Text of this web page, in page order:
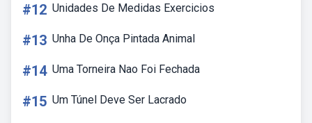
#12 Unidades De Medidas Exercicios
#13 Unha De Onça Pintada Animal
#14 Uma Torneira Nao Foi Fechada
#15 Um Túnel Deve Ser Lacrado